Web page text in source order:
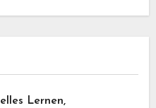
Lernen,